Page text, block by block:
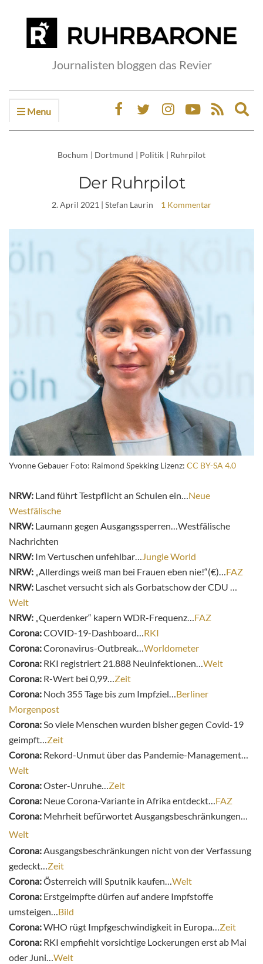
Journalisten bloggen das Revier
Menu
Bochum | Dortmund | Politik | Ruhrpilot
Der Ruhrpilot
2. April 2021 | Stefan Laurin 1 Kommentar
Yvonne Gebauer Foto: Raimond Spekking Lizenz: CC BY-SA 4.0
NRW: Land führt Testpflicht an Schulen ein…Neue
Westfälische
NRW: Laumann gegen Ausgangssperren…Westfälische
Nachrichten
NRW: Im Vertuschen unfehlbar…Jungle World
NRW: „Allerdings weiß man bei Frauen eben nie!“(€)…FAZ
NRW: Laschet versucht sich als Gorbatschow der CDU …
Welt
NRW: „Querdenker“ kapern WDR-Frequenz…FAZ
Corona:COVID-19-Dashboard…RKI
Corona:Coronavirus-Outbreak…Worldometer
Corona: RKI registriert 21.888 Neuinfektionen…Welt
Corona: R-Wert bei 0,99…Zeit
Corona: Noch 355 Tage bis zum Impfziel…Berliner
Morgenpost
Corona:So viele Menschen wurden bisher gegen Covid-19
geimpft…Zeit
Corona: Rekord-Unmut über das Pandemie-Management…
Welt
Corona:Oster-Unruhe…Zeit
Corona: Neue Corona-Variante in Afrika entdeckt…FAZ
Corona: Mehrheit befürwortet Ausgangsbeschränkungen…
Welt
Corona:Ausgangsbeschränkungen nicht von der Verfassung
gedeckt…Zeit
Corona:Österreich will Sputnik kaufen…Welt
Corona: Erstgeimpfte dürfen auf andere Impfstoffe
umsteigen…Bild
Corona:WHO rügt Impfgeschwindigkeit in Europa…Zeit
Corona: RKI empfiehlt vorsichtige Lockerungen erst ab Mai
oder Juni…Welt